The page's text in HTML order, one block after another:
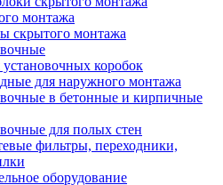
монтажа
скрытого монтажа
коробок
для наружного монтажа
в бетонные и кирпичные
для полых стен
фильтры, переходники,
оборудование